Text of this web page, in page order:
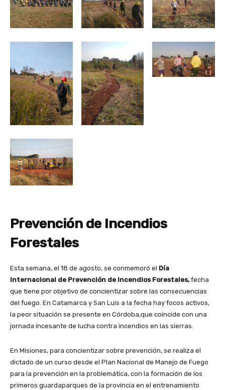
Prevención de Incendios
Forestales
Esta semana, el 18 de agosto, se conmemoró el Día
Internacional de Prevención de Incendios Forestales,fecha
que tiene por objetivo de concientizar sobre las consecuencias
del fuego. En Catamarca y San Luis a la fecha hay focos activos,
la peor situación se presente en Córdoba,que coincide con una
jornada incesante de lucha contra incendios en las sierras.
En Misiones, para concientizar sobre prevención, se realiza el
dictado de un curso desde el Plan Nacional de Manejo de Fuego
para la prevención en la problemática, con la formación de los
primeros guardaparques de la provincia en el entrenamiento